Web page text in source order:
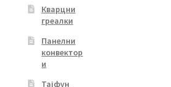
Кварцни
греалки
Панелни
конвектор
и
Тајфун